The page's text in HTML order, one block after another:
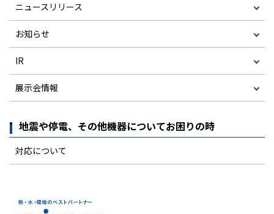
ニュースリリース
お知らせ
IR
展示会情報
地震や停電、その他機器についてお困りの時
対応について